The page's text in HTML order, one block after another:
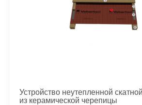
Устройство неутепленной
из керамической черепицы